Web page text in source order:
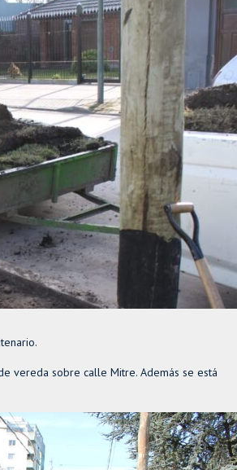
vereda sobre calle Mitre. Además se está